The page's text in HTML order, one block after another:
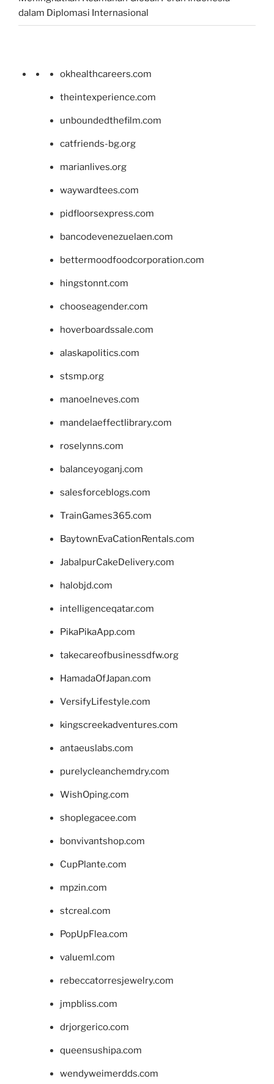
dalam Diplomasi Internasional
okhealthcareers.com
theintexperience.com
unboundedthefilm.com
catfriends-bg.org
marianlives.org
waywardtees.com
pidfloorsexpress.com
bancodevenezuelaen.com
bettermoodfoodcorporation.com
hingstonnt.com
chooseagender.com
hoverboardssale.com
alaskapolitics.com
stsmp.org
manoelneves.com
mandelaeffectlibrary.com
roselynns.com
balanceyoganj.com
salesforceblogs.com
TrainGames365.com
BaytownEvaCationRentals.com
JabalpurCakeDelivery.com
halobjd.com
intelligenceqatar.com
PikaPikaApp.com
takecareofbusinessdfw.org
HamadaOfJapan.com
VersifyLifestyle.com
kingscreekadventures.com
antaeuslabs.com
purelycleanchemdry.com
WishOping.com
shoplegacee.com
bonvivantshop.com
CupPlante.com
mpzin.com
stcreal.com
PopUpFlea.com
valueml.com
rebeccatorresjewelry.com
jmpbliss.com
drjorgerico.com
queensushipa.com
wendyweimerdds.com